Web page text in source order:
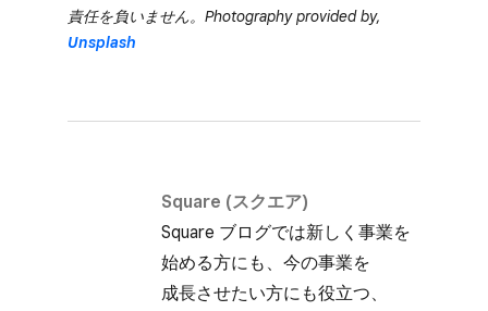
責任を​負いません。​Photography provided by,
Unsplash
Square (スクエア)
Square ブログでは​新しく​事業を​
始める方にも、​今の​事業を​
成長させたい方にも​役立つ、​